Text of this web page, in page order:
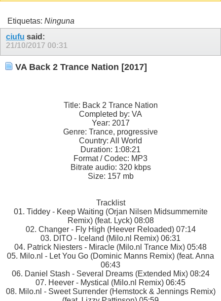
Etiquetas: Ninguna
ciufu said:
21/10/2017 00:31
VA Back 2 Trance Nation [2017]
Title: Back 2 Trance Nation
Completed by: VA
Year: 2017
Genre: Trance, progressive
Country: All World
Duration: 1:08:21
Format / Codec: MP3
Bitrate audio: 320 kbps
Size: 157 mb
Tracklist
01. Tiddey - Keep Waiting (Orjan Nilsen Midsummernite
Remix) (feat. Lyck) 08:08
02. Changer - Fly High (Heever Reloaded) 07:14
03. DITO - Iceland (Milo.nl Remix) 06:31
04. Patrick Niesters - Miracle (Milo.nl Trance Mix) 05:48
05. Milo.nl - Let You Go (Dominic Manns Remix) (feat. Anna
06:43
06. Daniel Stash - Several Dreams (Extended Mix) 08:24
07. Heever - Mystical (Milo.nl Remix) 06:45
08. Milo.nl - Sweet Surrender (Hemstock & Jennings Remix)